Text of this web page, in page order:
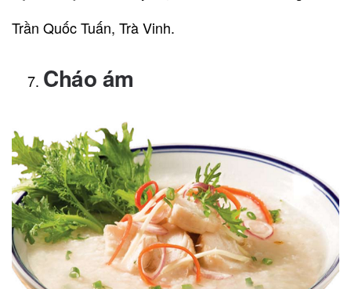
Trần Quốc Tuấn, Trà Vinh.
Cháo ám